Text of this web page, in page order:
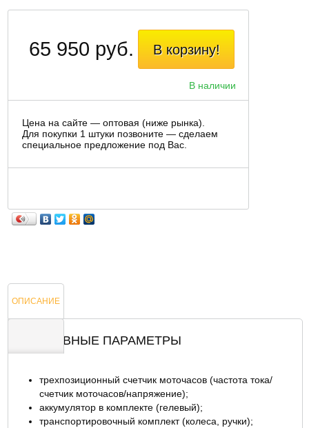
В корзину!
В наличии
65 950 руб.
Цена на сайте — оптовая (ниже рынка).
Для покупки 1 штуки позвоните — сделаем
специальное предложение под Вас.
ОПИСАНИЕ
ОСНОВНЫЕ ПАРАМЕТРЫ
трехпозиционный счетчик моточасов (частота тока/
счетчик моточасов/напряжение);
аккумулятор в комплекте (гелевый);
транспортировочный комплект (колеса, ручки);